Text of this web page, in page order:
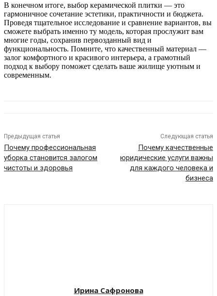
В конечном итоге, выбор керамической плитки — это
гармоничное сочетание эстетики, практичности и бюджета.
Проведя тщательное исследование и сравнение вариантов, вы
сможете выбрать именно ту модель, которая прослужит вам
многие годы, сохранив первозданный вид и
функциональность. Помните, что качественный материал —
залог комфортного и красивого интерьера, а грамотный
подход к выбору поможет сделать ваше жилище уютным и
современным.
Предыдущая статья
Почему профессиональная
уборка становится залогом
чистоты и здоровья
Следующая статья
Почему качественные
юридические услуги важны
для каждого человека и
бизнеса
Ирина Сафронова